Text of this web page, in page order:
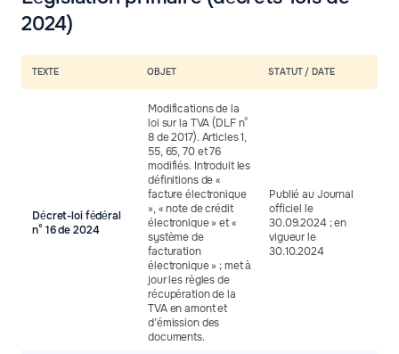
2024)
TEXTE OBJET STATUT / DATE
Décret-loi fédéral
n° 16 de 2024
Modifications de la
loi sur la TVA (DLF n°
8 de 2017). Articles 1,
55, 65, 70 et 76
modifiés. Introduit les
définitions de «
facture électronique
», « note de crédit
électronique » et «
système de
facturation
électronique » ; met à
jour les règles de
récupération de la
TVA en amont et
d’émission des
documents.
Publié au Journal
officiel le
30.09.2024 ; en
vigueur le
30.10.2024